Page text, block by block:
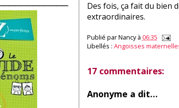
Des fois, ça fait du bien
extraordinaires.
Publié parNancy à 06:35
Libellés : Angoisses
17 commentaires:
Anonyme a dit…